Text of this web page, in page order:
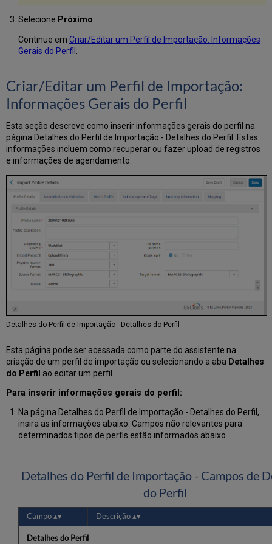
Selecione Próximo.
Continue em Criar/Editar um Perfil de Importação: Informações
Gerais do Perfil .
Criar/Editar um Perfil de Importação:
Informações Gerais do Perfil
Esta seção descreve como inserir informações gerais do perfil na
página Detalhes do Perfil de Importação - Detalhes do Perfil. Estas
informações incluem como recuperar ou fazer upload de registros
e informações de agendamento.
Detalhes do Perfil de Importação - Detalhes do Perfil
Esta página pode ser acessada como parte do assistente na
criação de um perfil de importação ou selecionando a aba Detalhes
do Perfil ao editar um perfil.
Para inserir informações gerais do perfil:
Na página Detalhes do Perfil de Importação - Detalhes do Perfil,
insira as informações abaixo. Campos não relevantes para
determinados tipos de perfis estão informados abaixo.
Detalhes do Perfil de Importação - Campos de
do Perfil
Campo Descrição
Detalhes do Perfil